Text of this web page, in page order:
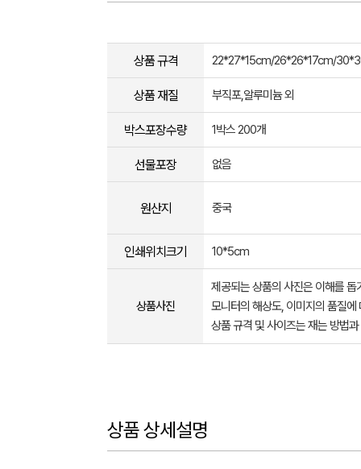
상품 규격 22*27*15cm/26*26*17cm/
상품 재질 부직포,알루미늄 외
박스포장수량 1박스 200개
선물포장 없음
원산지 중국
인쇄위치크기 10*5cm
상품사진
제공되는 상품의 사진은 이해를
모니터의 해상도, 이미지의 품질
상품 규격 및 사이즈는 재는 방법
상품 상세설명